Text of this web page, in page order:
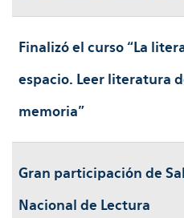
Finalizó el curso “La
espacio. Leer literatura
memoria”
Gran participación de
Nacional de Lectura